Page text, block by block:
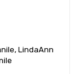
LindaAnn